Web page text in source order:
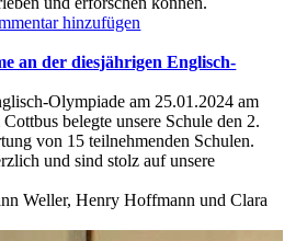
hinzufügen
an der diesjährigen Englisch-
Olympiade am 25.01.2024 am
belegte unsere Schule den 2.
von 15 teilnehmenden Schulen.
und sind stolz auf unsere
Weller, Henry Hoffmann und Clara